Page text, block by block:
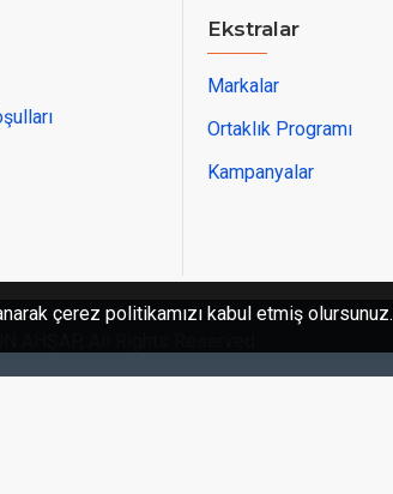
Ekstralar
Markalar
Ortaklık Programı
Kampanyalar
çerez politikamızı kabul etmiş olursunuz.